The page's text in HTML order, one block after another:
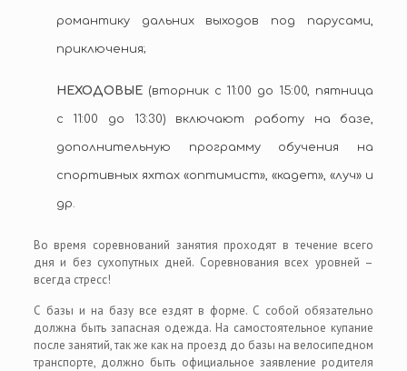
романтику дальних выходов под парусами,
приключения;
НЕХОДОВЫЕ(вторник с 11:00 до 15:00, пятница
с 11:00 до 13:30) включают работу на базе,
дополнительную программу обучения на
спортивных яхтах «оптимист», «кадет», «луч» и
др.
Во время соревнований занятия проходят в течение всего
дня и без сухопутных дней. Соревнования всех уровней –
всегда стресс!
С базы и на базу все ездят в форме. С собой обязательно
должна быть запасная одежда. На самостоятельное купание
после занятий, так же как на проезд до базы на велосипедном
транспорте, должно быть официальное заявление родителя